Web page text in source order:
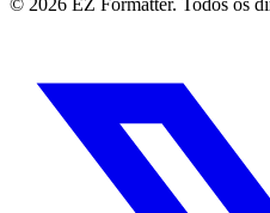
© 2026 EZ Formatter. Todos os